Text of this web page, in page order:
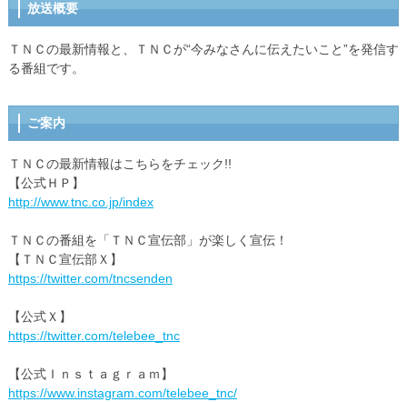
放送概要
ＴＮＣの最新情報と、ＴＮＣが“今みなさんに伝えたいこと”を発信す
る番組です。
ご案内
ＴＮＣの最新情報はこちらをチェック!!
【公式ＨＰ】
http://www.tnc.co.jp/index
ＴＮＣの番組を「ＴＮＣ宣伝部」が楽しく宣伝！
【ＴＮＣ宣伝部Ｘ】
https://twitter.com/tncsenden
【公式Ｘ】
https://twitter.com/telebee_tnc
【公式Ｉｎｓｔａｇｒａｍ】
https://www.instagram.com/telebee_tnc/